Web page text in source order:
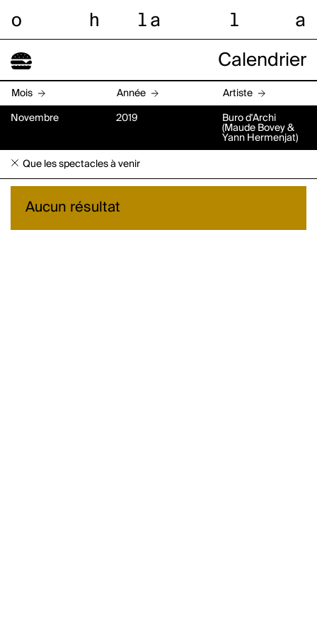
o h l a l a
Calendrier
Mois Année Artiste
Novembre 2019
Buro d'Archi
(Maude Bovey &
Yann Hermenjat)
Que les spectacles à venir
Aucun résultat